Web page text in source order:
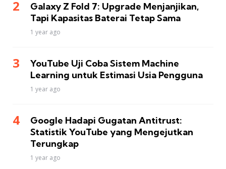
Galaxy Z Fold 7: Upgrade Menjanjikan,
Tapi Kapasitas Baterai Tetap Sama
1 year ago
YouTube Uji Coba Sistem Machine
Learning untuk Estimasi Usia Pengguna
1 year ago
Google Hadapi Gugatan Antitrust:
Statistik YouTube yang Mengejutkan
Terungkap
1 year ago